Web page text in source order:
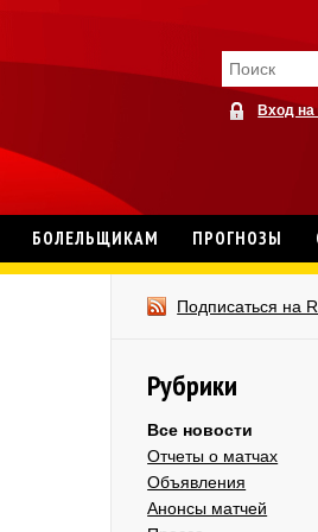
Вход на
БОЛЕЛЬЩИКАМ ПРОГНОЗЫ
Подписаться на
Рубрики
Все новости
Отчеты о матчах
Объявления
Анонсы матчей